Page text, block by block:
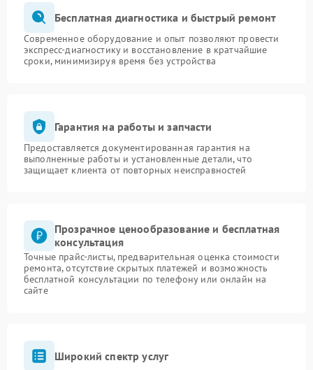
Бесплатная диагностика и быстрый ремонт
Современное оборудование и опыт позволяют провести
экспресс-диагностику и восстановление в кратчайшие
сроки, минимизируя время без устройства
Гарантия на работы и запчасти
Предоставляется документированная гарантия на
выполненные работы и установленные детали, что
защищает клиента от повторных неисправностей
Прозрачное ценообразование и бесплатная
консультация
Точные прайс-листы, предварительная оценка стоимости
ремонта, отсутствие скрытых платежей и возможность
бесплатной консультации по телефону или онлайн на
сайте
Широкий спектр услуг